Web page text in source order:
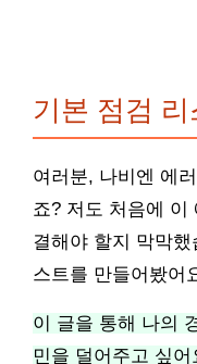
기본 점검 리
여러분, 나비엔 에
죠? 저도 처음에 이
결해야 할지 막막
스트를 만들어봤어
이 글을 통해 나의
민을 덜어주고 싶어